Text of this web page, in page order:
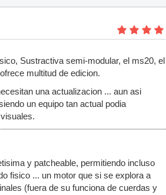
Sustractiva semi-modular, el ms20, el
multitud de edicion.
una actualizacion ... aun asi
un equipo tan actual podia
y patcheable, permitiendo incluso
fisico ... un motor que si se explora a
(fuera de su funciona de cuerdas y